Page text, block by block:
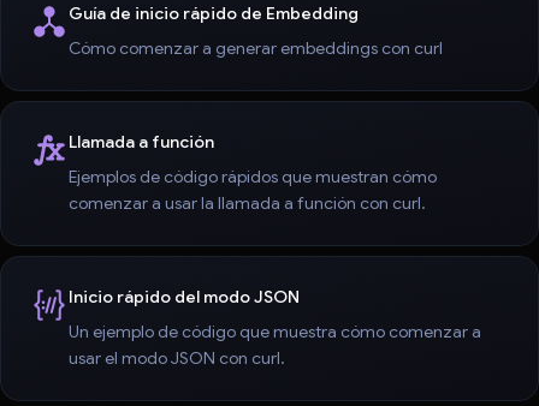
Guía de inicio rápido de Embedding
Cómo comenzar a generar embeddings con curl
Llamada a función
Ejemplos de código rápidos que muestran cómo
comenzar a usar la llamada a función con curl.
Inicio rápido del modo JSON
Un ejemplo de código que muestra cómo comenzar a
usar el modo JSON con curl.